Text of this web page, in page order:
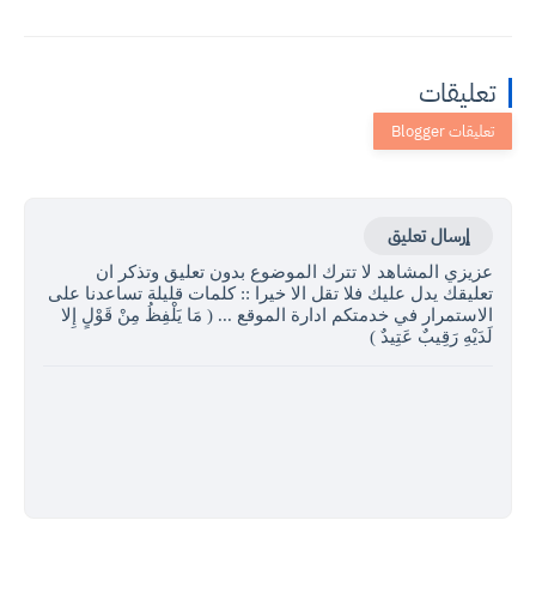
تعليقات
إرسال تعليق
عزيزي المشاهد لا تترك الموضوع بدون تعليق وتذكر ان
تعليقك يدل عليك فلا تقل الا خيرا :: كلمات قليلة تساعدنا على
الاستمرار في خدمتكم ادارة الموقع ... ( مَا يَلْفِظُ مِنْ قَوْلٍ إِلا
لَدَيْهِ رَقِيبٌ عَتِيدٌ )